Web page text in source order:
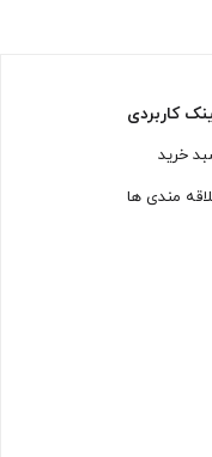
کاربردی
خرید
مندی ها